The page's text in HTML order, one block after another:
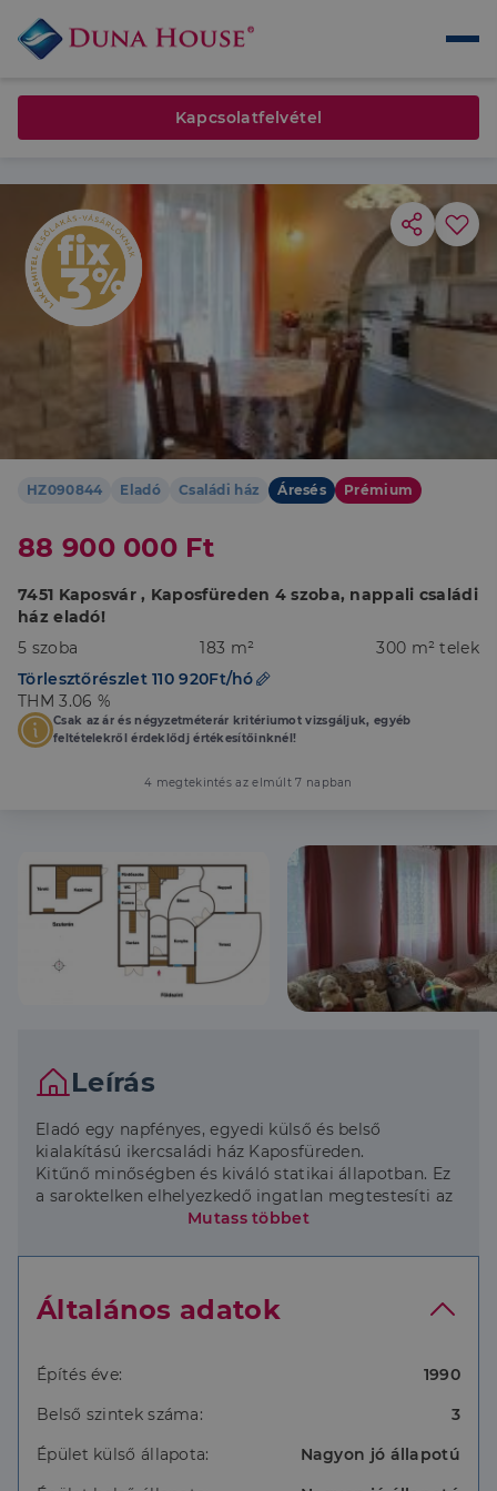
HZ090844 Eladó Családi ház Áresés Prémium
88 900 000 Ft
7451 Kaposvár , Kaposfüreden 4 szoba, nappali családi
ház eladó!
5 szoba
183 m²
300 m² telek
Törlesztőrészlet 110 920Ft/hó
THM 3.06 %
Csak az ár és négyzetméterár kritériumot vizsgáljuk, egyéb
feltételekről érdeklődj értékesítőinknél!
4 megtekintés az elmúlt 7 napban
Leírás
Eladó egy napfényes, egyedi külső és belső
kialakítású ikercsaládi ház Kaposfüreden.
Kitűnő minőségben és kiváló statikai állapotban. Ez
a saroktelken elhelyezkedő ingatlan megtestesíti az
otthon melegét és a funkcionalitást egyaránt.
Bramac cserép fedik, ezek garantálják a tartósságot
tartalmával is.
Az ingatlan alapterülete 183 nm mely magában
Szuterénben tároló és kazánház található, így a
Mutass többet
Általános adatok
Építés éve:
1990
Belső szintek száma:
3
Épület külső állapota:
Nagyon jó állapotú
Kapcsolatfelvétel